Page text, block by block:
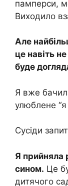
памперси,
Виходило
Але
це навіть
буде
Я вже
улюблене
Сусіди
Я прийняла
сином. Це
дитячого